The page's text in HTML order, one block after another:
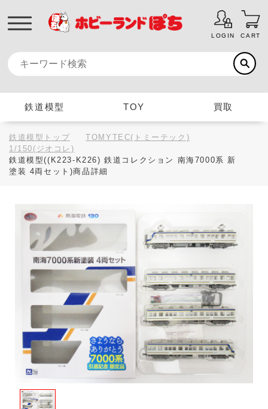
LOGIN CART
鉄道模型 TOY 買取
鉄道模型トップ
TOMYTEC(トミーテック)
1/150(ジオコレ)
鉄道模型((K223-K226) 鉄道コレクション 南海7000系 新
塗装 4両セット)商品詳細